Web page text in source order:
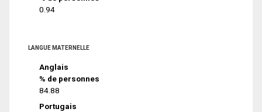
0.94
LANGUE MATERNELLE
Anglais
% de personnes
84.88
Portugais